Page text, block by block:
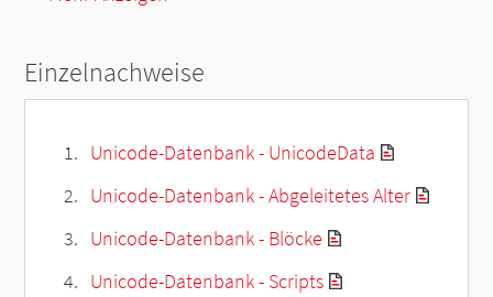
Einzelnachweise
Unicode-Datenbank - UnicodeData
Unicode-Datenbank - Abgeleitetes Alter
Unicode-Datenbank - Blöcke
Unicode-Datenbank - Scripts